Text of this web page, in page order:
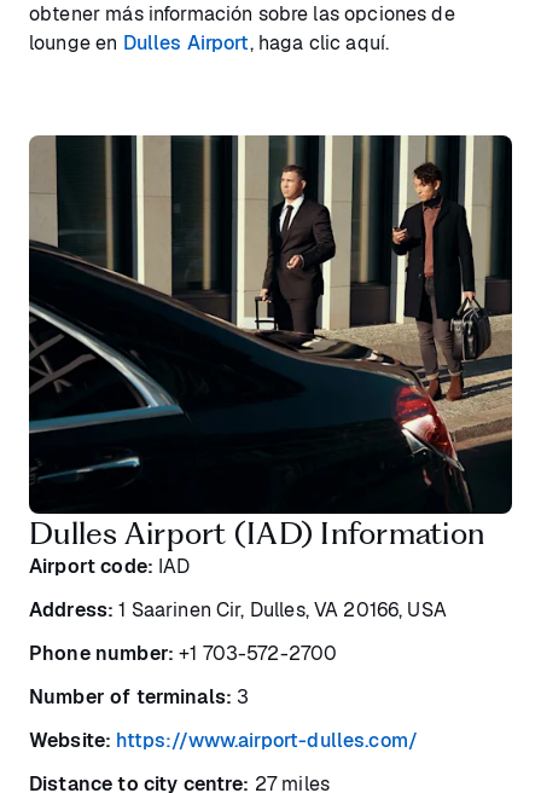
obtener más información sobre las opciones de
lounge en Dulles Airport, haga clic aquí.
Dulles Airport (IAD) Information
Airport code: IAD
Address: 1 Saarinen Cir, Dulles, VA 20166, USA
Phone number: +1 703-572-2700
Number of terminals: 3
Website: https://www.airport-dulles.com/
Distance to city centre: 27 miles